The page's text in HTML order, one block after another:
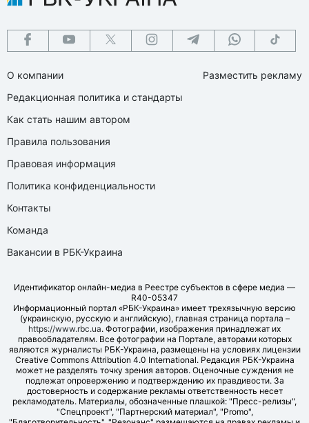
О компании
Редакционная политика и стандарты
Как стать нашим автором
Правила пользования
Правовая информация
Политика конфиденциальности
Контакты
Команда
Вакансии в РБК-Украина
Разместить рекламу
Идентификатор онлайн-медиа в Реестре субъектов в сфере медиа —
R40-05347
Информационный портал «РБК-Украина» имеет трехязычную версию
(украинскую, русскую и английскую), главная страница портала –
https://www.rbc.ua. Фотографии, изображения принадлежат их
правообладателям. Все фотографии на Портале, авторами которых
являются журналисты РБК-Украина, размещены на условиях лицензии
Creative Commons Attribution 4.0 International. Редакция РБК-Украина
может не разделять точку зрения авторов. Оценочные суждения не
подлежат опровержению и подтверждению их правдивости. За
достоверность и содержание рекламы ответственность несет
рекламодатель. Материалы, обозначенные плашкой: "Пресс-релизы",
"Спецпроект", "Партнерский материал", "Promo",